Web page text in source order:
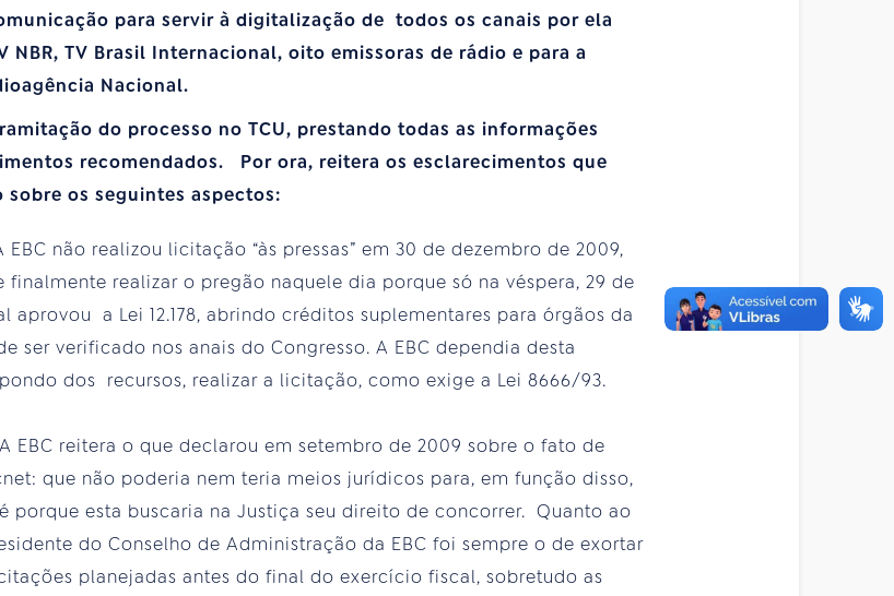
para servir à digitalização de todos os canais por ela
NBR, TV Brasil Internacional, oito emissoras de rádio e para a
Nacional.
do processo no TCU, prestando todas as informações
recomendados. Por ora, reitera os esclarecimentos que
os seguintes aspectos:
EBC não realizou licitação “às pressas” em 30 de dezembro de 2009,
finalmente realizar o pregão naquele dia porque só na véspera, 29 de
aprovou a Lei 12.178, abrindo créditos suplementares para órgãos da
ser verificado nos anais do Congresso. A EBC dependia desta
dos recursos, realizar a licitação, como exige a Lei 8666/93.
A EBC reitera o que declarou em setembro de 2009 sobre o fato de
que não poderia nem teria meios jurídicos para, em função disso,
porque esta buscaria na Justiça seu direito de concorrer. Quanto ao
do Conselho de Administração da EBC foi sempre o de exortar
planejadas antes do final do exercício fiscal, sobretudo as